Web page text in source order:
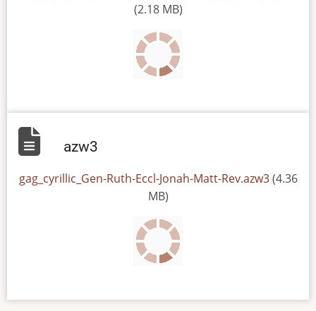
(2.18 MB)
azw3
File
gag_cyrillic_Gen-Ruth-Eccl-Jonah-Matt-Rev.azw3 (4.36
MB)